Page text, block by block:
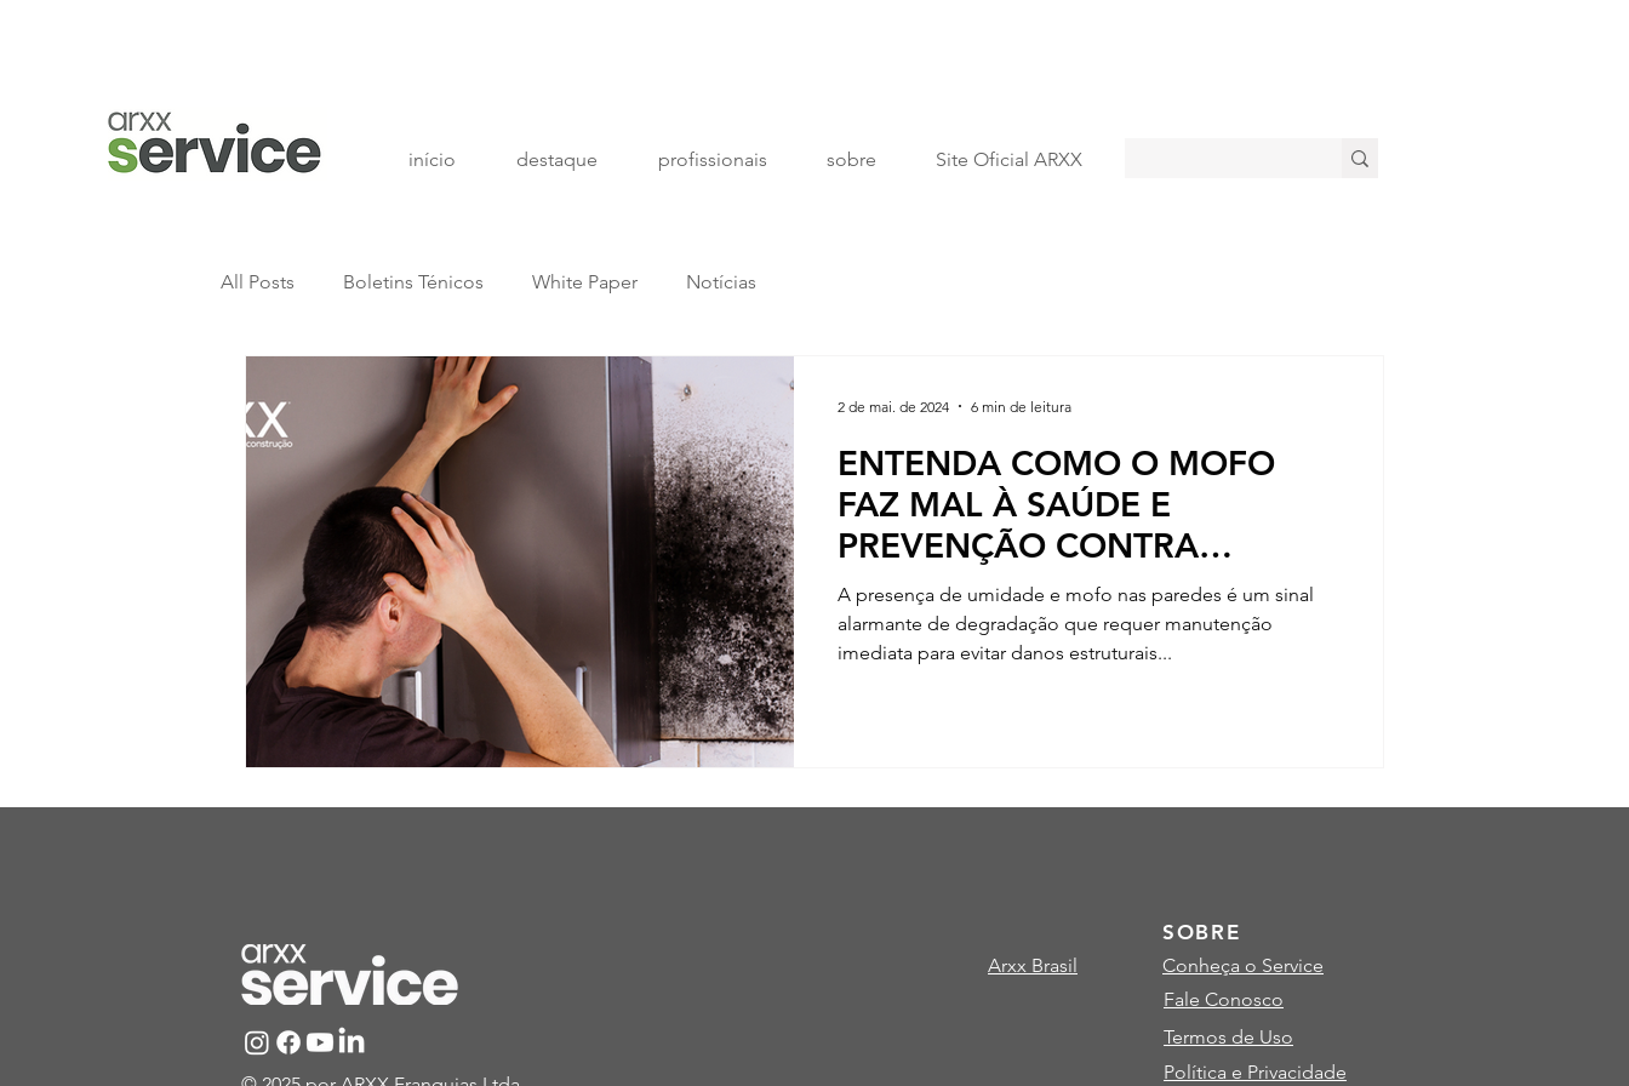
início destaque profissionais sobre Site Oficial ARXX
All Posts Boletins Ténicos White Paper Notícias
ENTENDA COMO O MOFO
FAZ MAL À SAÚDE E
PREVENÇÃO CONTRA
INFILTRAÇÕES NOS IMÓVEIS
BRASILEIROS
A presença de umidade e mofo nas paredes é um sinal
alarmante de degradação que requer manutenção
imediata para evitar danos estruturais...
2 de mai. de 2024 6 min de leitura
SOBRE
Arxx Brasil
Conheça o Service
Fale Conosco
Termos de Uso
Política e Privacidade